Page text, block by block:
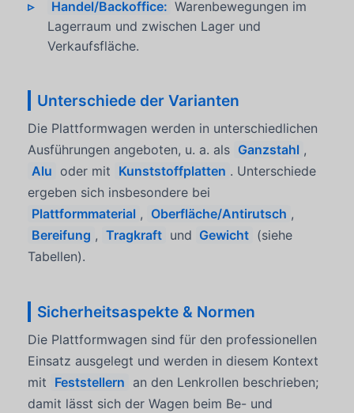
Handel/Backoffice: Warenbewegungen im
Lagerraum und zwischen Lager und
Verkaufsfläche.
Unterschiede der Varianten
Die Plattformwagen werden in unterschiedlichen
Ausführungen angeboten, u. a. als Ganzstahl ,
Alu oder mit Kunststoffplatten . Unterschiede
ergeben sich insbesondere bei
Plattformmaterial , Oberfläche/Antirutsch ,
Bereifung , Tragkraft und Gewicht (siehe
Tabellen).
Sicherheitsaspekte & Normen
Die Plattformwagen sind für den professionellen
Einsatz ausgelegt und werden in diesem Kontext
mit Feststellern an den Lenkrollen beschrieben;
damit lässt sich der Wagen beim Be- und